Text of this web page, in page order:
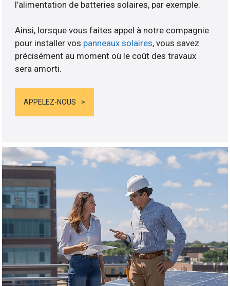
l’alimentation de batteries solaires, par exemple.
Ainsi, lorsque vous faites appel à notre compagnie
pour installer vos panneaux solaires, vous savez
précisément au moment où le coût des travaux
sera amorti.
APPELEZ-NOUS